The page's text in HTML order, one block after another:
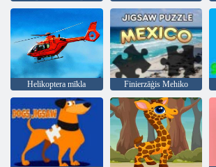
Helikoptera mīkla Finierzāģis Mehiko